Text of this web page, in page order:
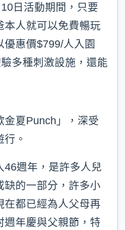
日活動期間，只要
本人就可以免費暢玩
惠價$799/人入園
多種刺激設施，還能
金夏Punch」，深受
。
46週年，是許多人兒
缺的一部分，許多小
在都已經為人父母再
週年慶與父親節，特